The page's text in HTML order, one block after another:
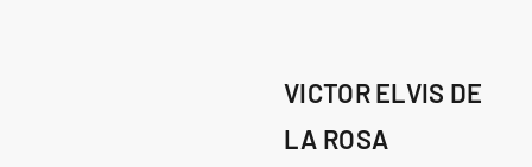
VICTOR ELVIS DE
LA ROSA